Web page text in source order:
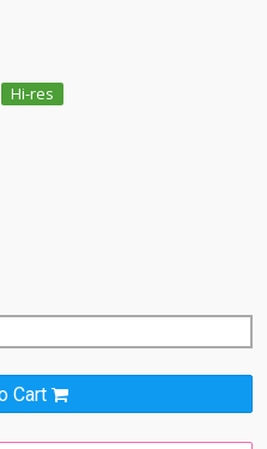
Hi-res
Cart